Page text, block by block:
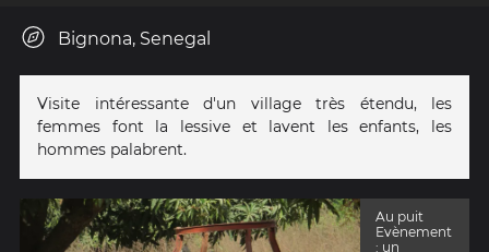
Bignona, Senegal
Visite intéressante d'un village très étendu, les
femmes font la lessive et lavent les enfants, les
hommes palabrent.
Au puit
Evènement
: un